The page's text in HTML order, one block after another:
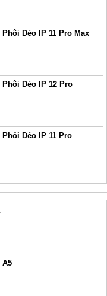
Dẻo IP 11 Pro Max
Phôi Dẻo IP 12 Pro
Phôi Dẻo IP 11 Pro
A5